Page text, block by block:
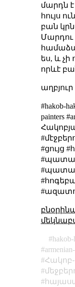
մարդն է
հույս
բան
Մարդու
ես, և չի
որևէ
աղբյուր
#hakob-
painters
#ցույց
hakob-